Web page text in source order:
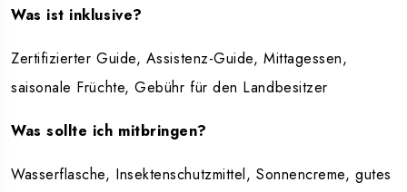
Was ist inklusive?
Zertifizierter Guide, Assistenz-Guide, Mittagessen,
saisonale Früchte, Gebühr für den Landbesitzer
Was sollte ich mitbringen?
Wasserflasche, Insektenschutzmittel, Sonnencreme, gutes